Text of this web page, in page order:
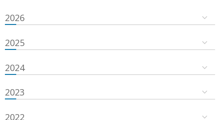
2026
2025
2024
2023
2022